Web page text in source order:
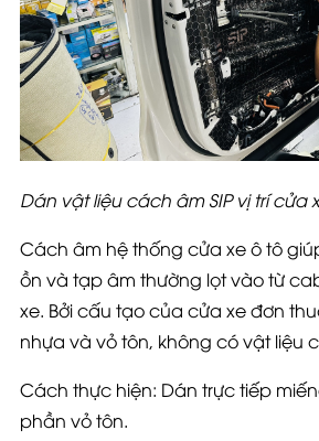
Dán vật liệu cách âm SIP vị trí cửa
Cách âm hệ thống cửa xe ô tô
ồn và tạp âm thường lọt vào từ
xe. Bởi cấu tạo của cửa xe đơn
nhựa và vỏ tôn, không có vật liệu
Cách thực hiện: Dán trực tiếp
phần vỏ tôn.